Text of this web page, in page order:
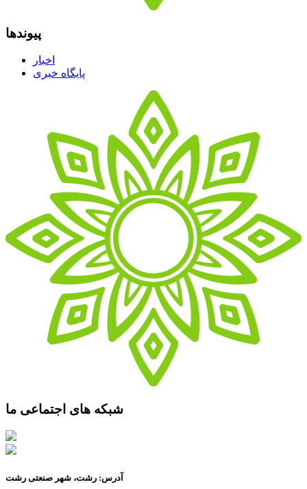
پیوندها
اخبار
پایگاه خبری
شبکه های اجتماعی ما
آدرس: رشت، شهر صنعتی رشت